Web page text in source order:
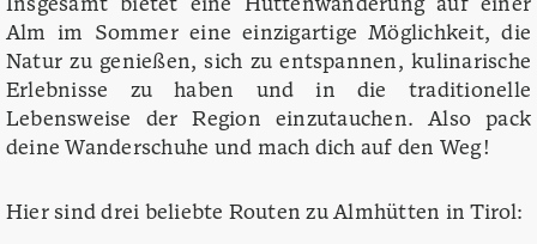
Insgesamt bietet eine Hüttenwanderung auf einer
Alm im Sommer eine einzigartige Möglichkeit, die
Natur zu genießen, sich zu entspannen, kulinarische
Erlebnisse zu haben und in die traditionelle
Lebensweise der Region einzutauchen. Also pack
deine Wanderschuhe und mach dich auf den Weg!
Hier sind drei beliebte Routen zu Almhütten in Tirol: